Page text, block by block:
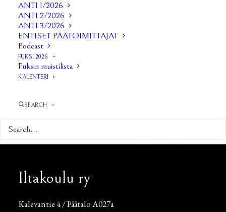
ANTI 1/2026
ANTI 2/2026
ANTI 3/2026
ENTISET PÄÄTOIMITTAJAT
Podcast
FUKSI 2026
Fuksin muistilista
KALENTERI
SEARCH
Iltakoulu ry
Kalevantie 4 / Päätalo A027a